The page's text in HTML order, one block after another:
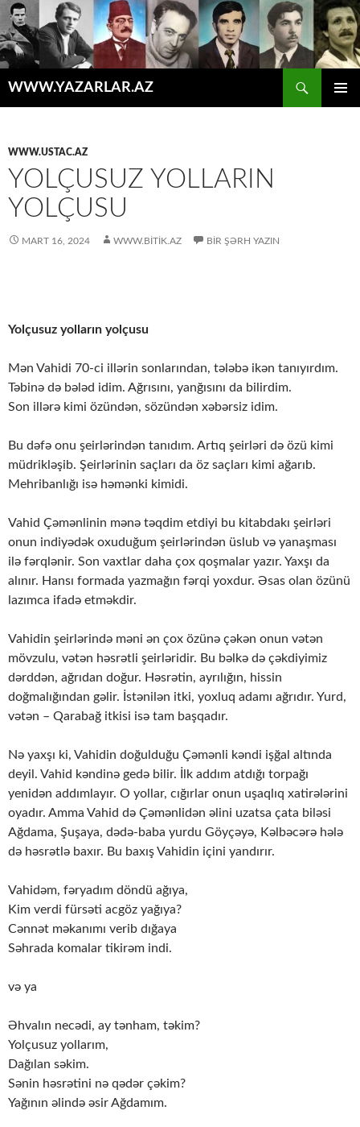
WWW.YAZARLAR.AZ
WWW.USTAC.AZ
YOLÇUSUZ YOLLARIN
YOLÇUSU
MART 16, 2024 WWW.BITIK.AZ BIR ŞƏRH YAZIN
Yolçusuz yolların yolçusu
Mən Vahidi 70-ci illərin sonlarından, tələbə ikən tanıyırdım.
Təbinə də bələd idim. Ağrısını, yanğısını da bilirdim.
Son illərə kimi özündən, sözündən xəbərsiz idim.
Bu dəfə onu şeirlərindən tanıdım. Artıq şeirləri də özü kimi
müdrikləşib. Şeirlərinin saçları da öz saçları kimi ağarıb.
Mehribanlığı isə həmənki kimidi.
Vahid Çəmənlinin mənə təqdim etdiyi bu kitabdakı şeirləri
onun indiyədək oxuduğum şeirlərindən üslub və yanaşması
ilə fərqlənir. Son vaxtlar daha çox qoşmalar yazır. Yaxşı da
alınır. Hansı formada yazmağın fərqi yoxdur. Əsas olan özünü
lazımca ifadə etməkdir.
Vahidin şeirlərində məni ən çox özünə çəkən onun vətən
mövzulu, vətən həsrətli şeirləridir. Bu bəlkə də çəkdiyimiz
dərddən, ağrıdan doğur. Həsrətin, ayrılığın, hissin
doğmalığından gəlir. İstənilən itki, yoxluq adamı ağrıdır. Yurd,
vətən – Qarabağ itkisi isə tam başqadır.
Nə yaxşı ki, Vahidin doğulduğu Çəmənli kəndi işğal altında
deyil. Vahid kəndinə gedə bilir. İlk addım atdığı torpağı
yenidən addımlayır. O yollar, cığırlar onun uşaqlıq xatirələrini
oyadır. Amma Vahid də Çəmənlidən əlini uzatsa çata biləsi
Ağdama, Şuşaya, dədə-baba yurdu Göyçəyə, Kəlbəcərə hələ
də həsrətlə baxır. Bu baxış Vahidin içini yandırır.
Vahidəm, fəryadım döndü ağıya,
Kim verdi fürsəti acgöz yağıya?
Cənnət məkanımı verib dığaya
Səhrada komalar tikirəm indi.
və ya
Əhvalın necədi, ay tənham, təkim?
Yolçusuz yollarım,
Dağılan səkim.
Sənin həsrətini nə qədər çəkim?
Yağının əlində əsir Ağdamım.